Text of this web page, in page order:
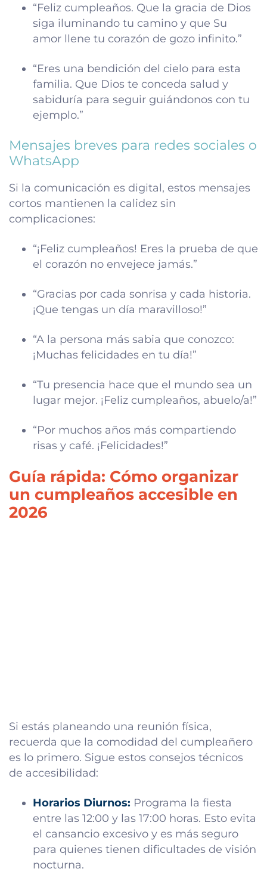
“Feliz cumpleaños. Que la gracia de Dios
siga iluminando tu camino y que Su
amor llene tu corazón de gozo infinito.”
“Eres una bendición del cielo para esta
familia. Que Dios te conceda salud y
sabiduría para seguir guiándonos con tu
ejemplo.”
Mensajes breves para redes sociales o
WhatsApp
Si la comunicación es digital, estos mensajes
cortos mantienen la calidez sin
complicaciones:
“¡Feliz cumpleaños! Eres la prueba de que
el corazón no envejece jamás.”
“Gracias por cada sonrisa y cada historia.
¡Que tengas un día maravilloso!”
“A la persona más sabia que conozco:
¡Muchas felicidades en tu día!”
“Tu presencia hace que el mundo sea un
lugar mejor. ¡Feliz cumpleaños, abuelo/a!”
“Por muchos años más compartiendo
risas y café. ¡Felicidades!”
Guía rápida: Cómo organizar
un cumpleaños accesible en
2026
Si estás planeando una reunión física,
recuerda que la comodidad del cumpleañero
es lo primero. Sigue estos consejos técnicos
de accesibilidad:
Horarios Diurnos: Programa la fiesta
entre las 12:00 y las 17:00 horas. Esto evita
el cansancio excesivo y es más seguro
para quienes tienen dificultades de visión
nocturna.